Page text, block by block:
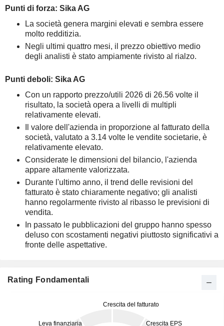
Punti di forza: Sika AG
La società genera margini elevati e sembra essere
molto redditizia.
Negli ultimi quattro mesi, il prezzo obiettivo medio
degli analisti è stato ampiamente rivisto al rialzo.
Punti deboli: Sika AG
Con un rapporto prezzo/utili 2026 di 26.56 volte il
risultato, la società opera a livelli di multipli
relativamente elevati.
Il valore dell'azienda in proporzione al fatturato della
società, valutato a 3.14 volte le vendite societarie, è
relativamente elevato.
Considerate le dimensioni del bilancio, l'azienda
appare altamente valorizzata.
Durante l'ultimo anno, il trend delle revisioni del
fatturato è stato chiaramente negativo; gli analisti
hanno regolarmente rivisto al ribasso le previsioni di
vendita.
In passato le pubblicazioni del gruppo hanno spesso
deluso con scostamenti negativi piuttosto significativi a
fronte delle aspettative.
Rating Fondamentali